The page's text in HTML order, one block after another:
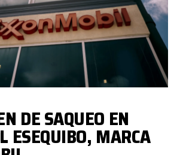
DE SAQUEO EN
ESEQUIBO, MARCA